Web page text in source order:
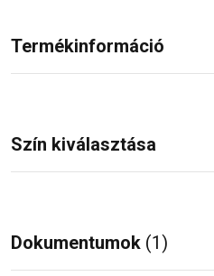
Termékinformáció
Szín kiválasztása
Dokumentumok (1)